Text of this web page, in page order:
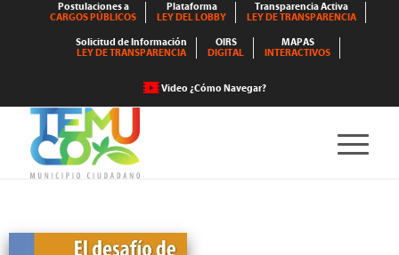
Postulaciones a
CARGOS PÚBLICOS
Plataforma
LEY DEL LOBBY
Transparencia Activa
LEY DE TRANSPARENCIA
Solicitud de Información
LEY DE TRANSPARENCIA
OIRS
DIGITAL
MAPAS
INTERACTIVOS
Video ¿Cómo Navegar?